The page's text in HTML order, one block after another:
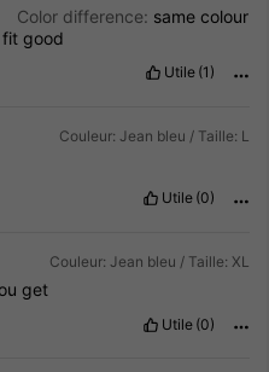
Color difference: same colour
fitgood
Utile (1)
Couleur: Jean bleu / Taille: L
Utile (0)
Couleur: Jean bleu / Taille: XL
get
Utile (0)